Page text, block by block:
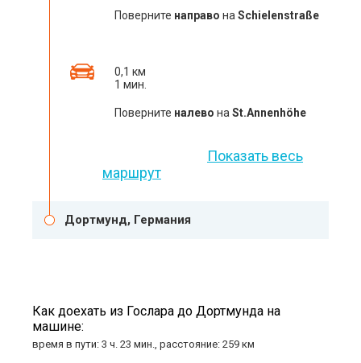
Поверните направо на Schielenstraße
0,1 км
1 мин.
Поверните налево на St.Annenhöhe
Показать весь
маршрут
Дортмунд, Германия
Как доехать из Гослара до Дортмунда на
машине:
время в пути: 3 ч. 23 мин., расстояние: 259 км